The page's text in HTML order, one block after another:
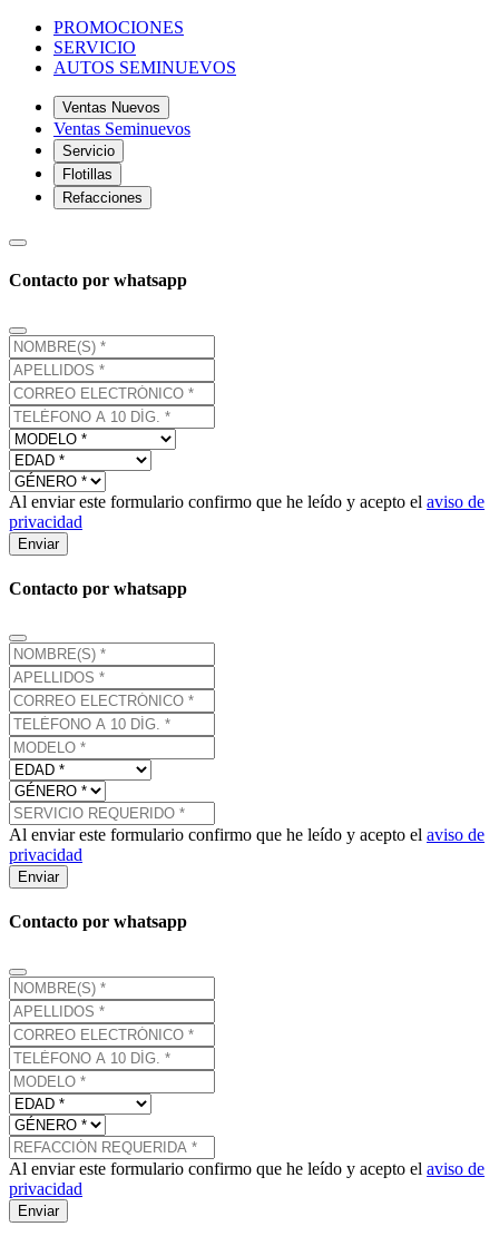
PROMOCIONES
SERVICIO
AUTOS SEMINUEVOS
Ventas Nuevos
Ventas Seminuevos
Servicio
Flotillas
Refacciones
Contacto por whatsapp
Al enviar este formulario confirmo que he leído y acepto el aviso de
privacidad
Enviar
Contacto por whatsapp
Al enviar este formulario confirmo que he leído y acepto el aviso de
privacidad
Enviar
Contacto por whatsapp
Al enviar este formulario confirmo que he leído y acepto el aviso de
privacidad
Enviar